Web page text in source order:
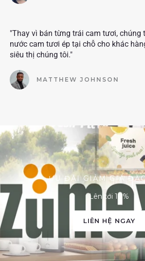
"Thay vì bán từng trái cam tươi, chúng
nước cam tươi ép tại chỗ cho khác
siêu thị chúng tôi."
MATTHEW JOHNSON
ƯU ĐÃI GIẢM GIÁ
Lên tới 10%
LIÊN HỆ NGAY